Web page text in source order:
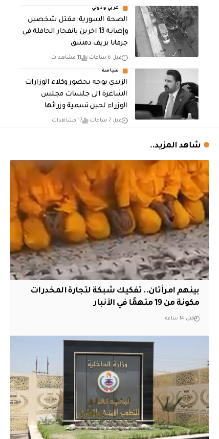
عربي ودولي
الصحة السورية: مقتل شخصين
وإصابة 13 اخرين بانفجار الحافلة في
جرمانا بريف دمشق
قبل 6 ساعات 11 مشاهدات
سياسة
الزيدي يوجه بحضور وكلاء الوزارات
الشاغرة الى جلسات مجلس
الوزراء لحين تسمية وزرائها
قبل 7 ساعات 17 مشاهدات
شاهد المزيد..
بينهم امرأتان.. تفكيك شبكة لتجارة المخدرات
مكونة من 19 متهمًا في الأنبار
قبل 14 ساعة